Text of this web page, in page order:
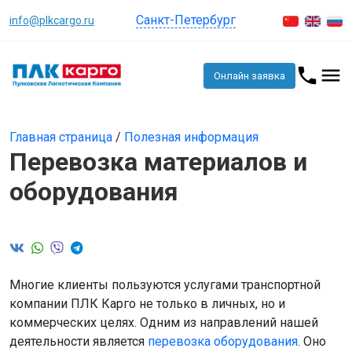
info@plkcargo.ru Санкт-Петербург
Онлайн заявка
Главная страница / Полезная информация
Перевозка материалов и
оборудования
Многие клиенты пользуются услугами транспортной
компании ПЛК Карго не только в личных, но и
коммерческих целях. Одним из направлений нашей
деятельности является перевозка оборудования. Оно